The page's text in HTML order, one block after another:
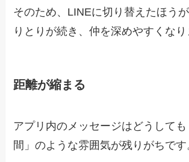
そのため、LINEに切り替えたほう
りとりが続き、仲を深めやすくなり
距離が縮まる
アプリ内のメッセージはどうして
間」のような雰囲気が残りがちです